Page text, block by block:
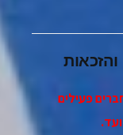
והזכאות
פעילים